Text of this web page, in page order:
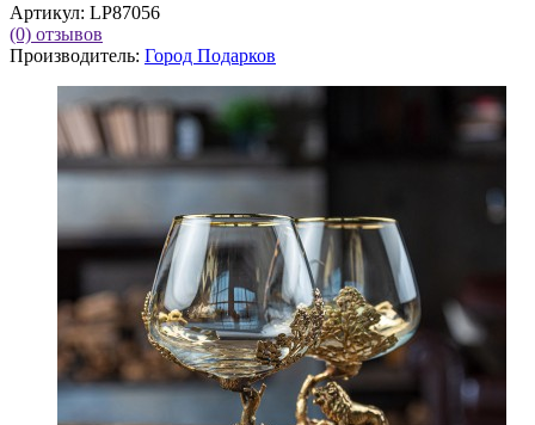
Артикул: LP87056
(0) отзывов
Производитель: Город Подарков